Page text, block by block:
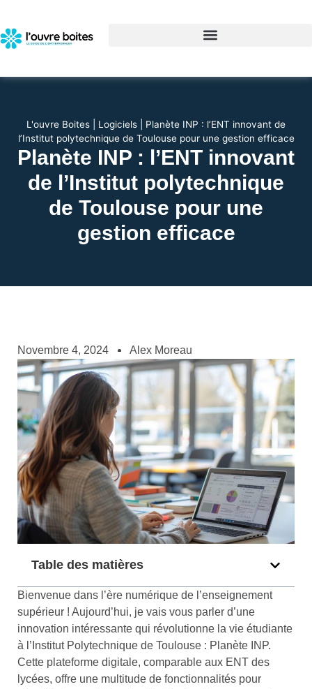
L'ouvre Boites Logiciels
Planète INP : l’ENT innovant de
l’Institut polytechnique de Toulouse pour une gestion efficace
Planète INP : l’ENT innovant
de l’Institut polytechnique
de Toulouse pour une
gestion efficace
Novembre 4, 2024 Alex Moreau
Table des matières
Bienvenue dans l’ère numérique de l’enseignement
supérieur ! Aujourd’hui, je vais vous parler d’une
innovation intéressante qui révolutionne la vie étudiante
à l’Institut Polytechnique de Toulouse : Planète INP.
Cette plateforme digitale, comparable aux ENT des
lycées, offre une multitude de fonctionnalités pour